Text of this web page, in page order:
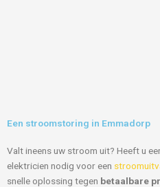
Een stroomstoring in Emmadorp
Valt ineens uw stroom uit? Heeft u
elektricien nodig voor een
snelle oplossing tegen betaalbare